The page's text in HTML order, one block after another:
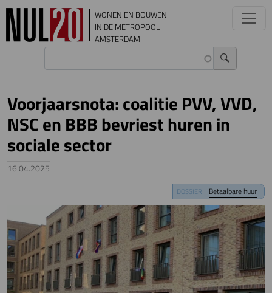
Overslaan en naar de inhoud gaan
WONEN EN BOUWEN
IN DE METROPOOL
AMSTERDAM
Voorjaarsnota: coalitie PVV, VVD,
NSC en BBB bevriest huren in
sociale sector
16.04.2025
DOSSIER Betaalbare huur